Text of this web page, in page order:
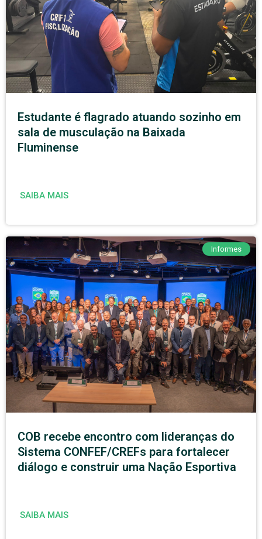
Estudante é flagrado atuando sozinho em
sala de musculação na Baixada
Fluminense
SAIBA MAIS
Informes
COB recebe encontro com lideranças do
Sistema CONFEF/CREFs para fortalecer
diálogo e construir uma Nação Esportiva
SAIBA MAIS